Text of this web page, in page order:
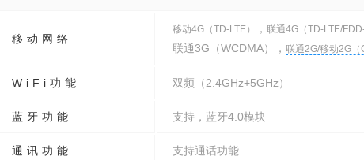
移动网络
移动4G（TD-LTE） ， 联通4G（TD-LTE/
联通3G（WCDMA）， 联通2G/移动2G（
WiFi功能 双频（2.4GHz+5GHz）
蓝牙功能 支持，蓝牙4.0模块
通讯功能 支持通话功能